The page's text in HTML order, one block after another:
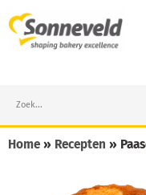
to
content
Search
Home » Recepten »